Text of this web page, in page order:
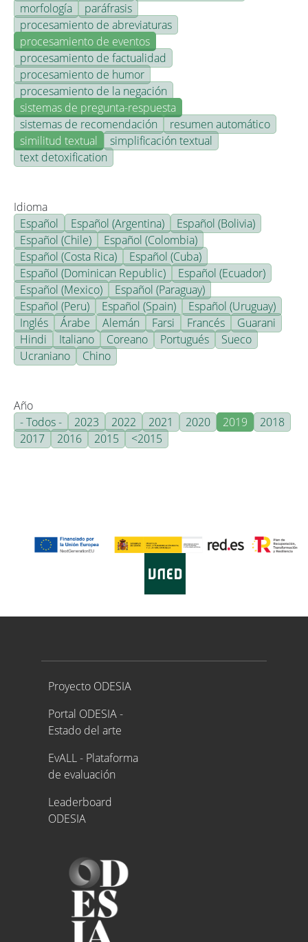
morfología
paráfrasis
procesamiento de abreviaturas
procesamiento de eventos
procesamiento de factualidad
procesamiento de humor
procesamiento de la negación
sistemas de pregunta-respuesta
sistemas de recomendación
resumen automático
similitud textual
simplificación textual
text detoxification
Idioma
Español
Español (Argentina)
Español (Bolivia)
Español (Chile)
Español (Colombia)
Español (Costa Rica)
Español (Cuba)
Español (Dominican Republic)
Español (Ecuador)
Español (Mexico)
Español (Paraguay)
Español (Peru)
Español (Spain)
Español (Uruguay)
Inglés
Árabe Alemán Farsi Francés
Guarani
Hindi
Italiano Coreano Portugués
Sueco
Ucraniano
Chino
Año
- Todos -
2023 2022 2021 2020 2019
2018
2017
2016 2015 <2015
Proyecto ODESIA
Proyecto ODESIA
Portal ODESIA -
Estado del arte
EvALL - Plataforma
de evaluación
Leaderboard
ODESIA